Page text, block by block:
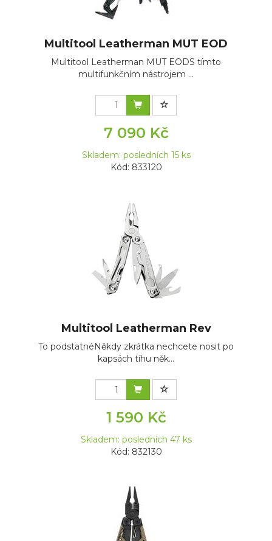
Multitool Leatherman MUT EOD
Multitool Leatherman MUT EODS tímto
multifunkčním nástrojem ...
7 090 Kč
Skladem: posledních 15 ks
Kód: 833120
Multitool Leatherman Rev
To podstatnéNěkdy zkrátka nechcete nosit po
kapsách tíhu něk...
1 590 Kč
Skladem: posledních 47 ks
Kód: 832130